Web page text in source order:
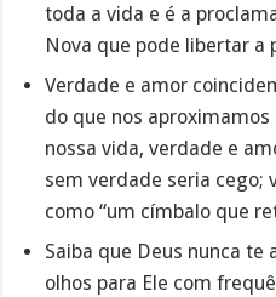
toda a vida e é a
Nova que pode libertar a
Verdade e amor
do que nos
nossa vida, verdade e
sem verdade seria cego;
como “um címbalo que
Saiba que Deus nunca te
olhos para Ele com